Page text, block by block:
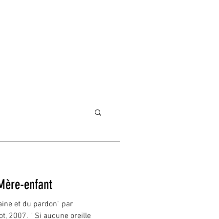
enfant
et du pardon" par
2007. " Si aucune oreille